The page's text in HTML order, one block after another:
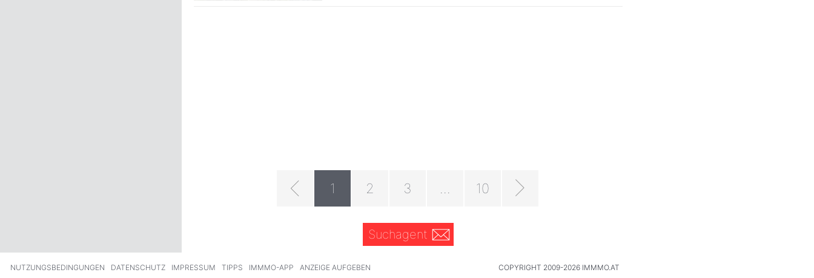
1 2 3 ... 10
Suchagent
NUTZUNGSBEDINGUNGEN DATENSCHUTZ IMPRESSUM TIPPS IMMMO-APP ANZEIGE AUFGEBEN COPYRIGHT 2009-2026 IMMMO.AT